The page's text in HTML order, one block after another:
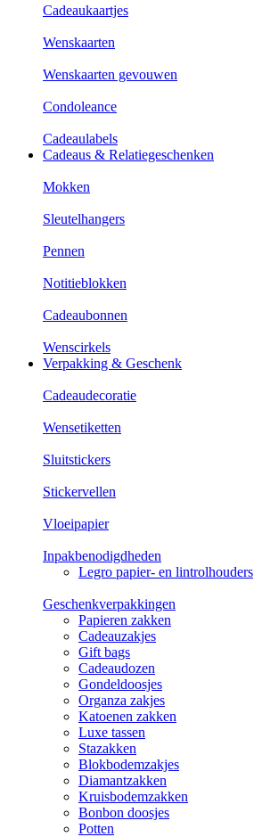
Cadeaukaartjes
Wenskaarten
Wenskaarten gevouwen
Condoleance
Cadeaulabels
Cadeaus & Relatiegeschenken
Mokken
Sleutelhangers
Pennen
Notitieblokken
Cadeaubonnen
Wenscirkels
Verpakking & Geschenk
Cadeaudecoratie
Wensetiketten
Sluitstickers
Stickervellen
Vloeipapier
Inpakbenodigdheden
Legro papier- en lintrolhouders
Geschenkverpakkingen
Papieren zakken
Cadeauzakjes
Gift bags
Cadeaudozen
Gondeldoosjes
Organza zakjes
Katoenen zakken
Luxe tassen
Stazakken
Blokbodemzakjes
Diamantzakken
Kruisbodemzakken
Bonbon doosjes
Potten